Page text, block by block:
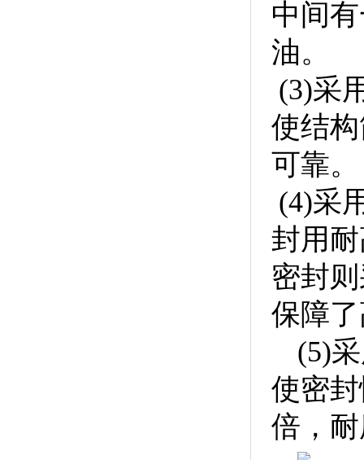
中间
油。
(3)采
使结
可靠。
(4)采
封用
密封
保障
(5)
使密
倍，